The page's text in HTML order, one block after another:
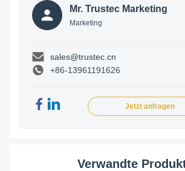
Mr. Trustec Marketing
Marketing
sales@trustec.cn
+86-13961191626
Jetzt anfragen
Verwandte